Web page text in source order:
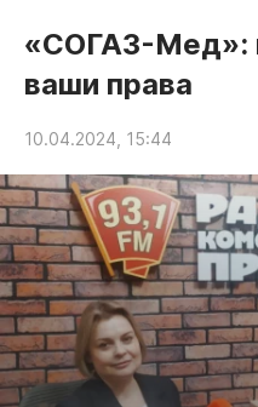
Обнинск
Новости компаний
Статьи
Народные новости
Авто и транспорт
Благоустройство
Криминал
Культура
Недвижимость
Образование
Общество
«СОГАЗ-
ваши права
10.04.2024, 15:44